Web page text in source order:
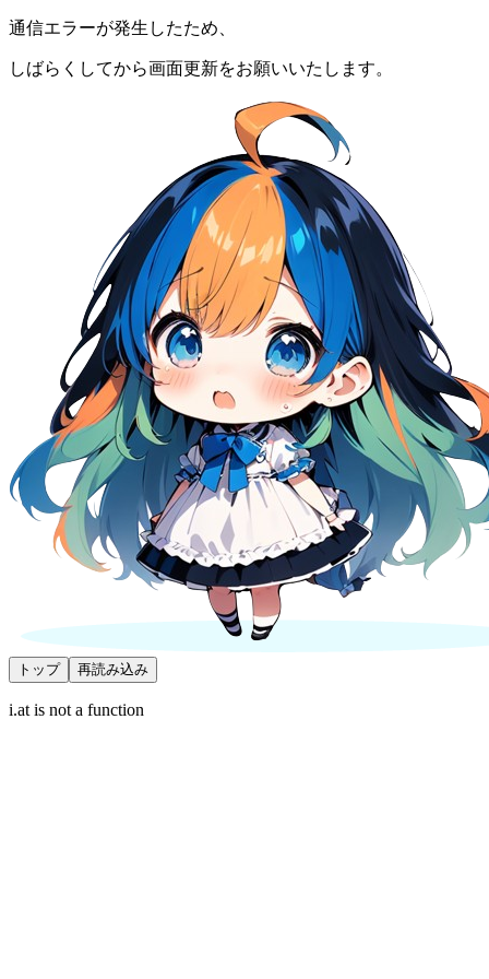
通信エラーが発生したため、
しばらくしてから画面更新をお願いいたします。
トップ 再読み込み
i.at is not a function